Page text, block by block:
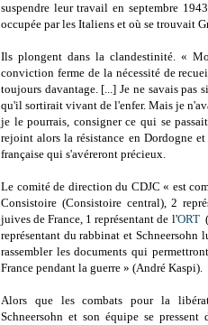
suspendre leur travail en septembre
occupée par les Italiens et où se trouvait
Ils plongent dans la clandestinité. «
conviction ferme de la nécessité de
toujours davantage. [...] Je ne savais pas
qu'il sortirait vivant de l'enfer. Mais je
je le pourrais, consigner ce qui se
rejoint alors la résistance en Dordogne
française qui s'avéreront précieux.
Le comité de direction du CDJC « est
Consistoire (Consistoire central), 2
juives de France, 1 représentant de l'ORT
représentant du rabbinat et
rassembler les documents qui
France pendant la guerre » (André Kaspi).
Alors que les combats pour la
Schneersohn et son équipe se